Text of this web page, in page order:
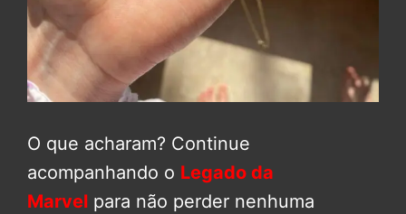
O que acharam? Continue
acompanhando o Legado da
Marvel para não perder nenhuma